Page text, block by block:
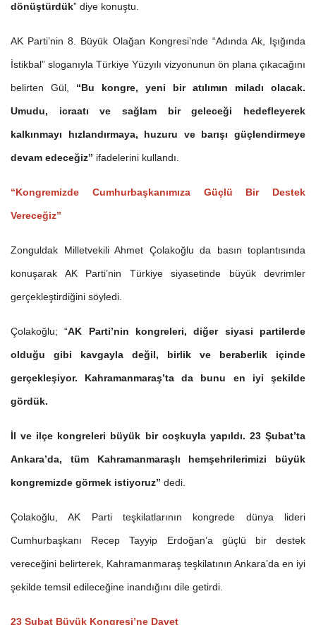
dönüştürdük” diye konuştu.
AK Parti’nin 8. Büyük Olağan Kongresi’nde “Adında Ak, Işığında
İstikbal” sloganıyla Türkiye Yüzyılı vizyonunun ön plana çıkacağını
belirten Gül, “Bu kongre, yeni bir atılımın miladı olacak.
Umudu, icraatı ve sağlam bir geleceği hedefleyerek
kalkınmayı hızlandırmaya, huzuru ve barışı güçlendirmeye
devam edeceğiz” ifadelerini kullandı.
“Kongremizde Cumhurbaşkanımıza Güçlü Bir Destek
Vereceğiz”
Zonguldak Milletvekili Ahmet Çolakoğlu da basın toplantısında
konuşarak AK Parti’nin Türkiye siyasetinde büyük devrimler
gerçekleştirdiğini söyledi.
Çolakoğlu; “AK Parti’nin kongreleri, diğer siyasi partilerde
olduğu gibi kavgayla değil, birlik ve beraberlik içinde
gerçekleşiyor. Kahramanmaraş’ta da bunu en iyi şekilde
gördük.
İl ve ilçe kongreleri büyük bir coşkuyla yapıldı. 23 Şubat’ta
Ankara’da, tüm Kahramanmaraşlı hemşehrilerimizi büyük
kongremizde görmek istiyoruz” dedi.
Çolakoğlu, AK Parti teşkilatlarının kongrede dünya lideri
Cumhurbaşkanı Recep Tayyip Erdoğan’a güçlü bir destek
vereceğini belirterek, Kahramanmaraş teşkilatının Ankara’da en iyi
şekilde temsil edileceğine inandığını dile getirdi.
23 Şubat Büyük Kongresi’ne Davet